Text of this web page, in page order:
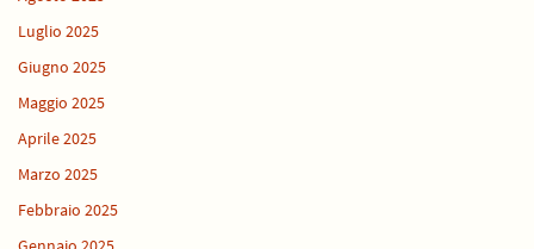
Luglio 2025
Giugno 2025
Maggio 2025
Aprile 2025
Marzo 2025
Febbraio 2025